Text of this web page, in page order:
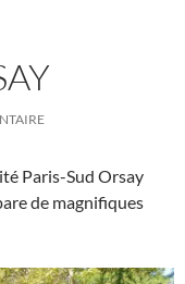
Paris-Sud Orsay
de magnifiques